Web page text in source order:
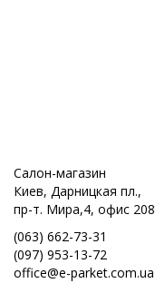
Салон-магазин
Киев, Дарницкая пл.,
пр-т. Мира,4, офис 208
(063) 662-73-31
(097) 953-13-72
office@e-parket.com.ua